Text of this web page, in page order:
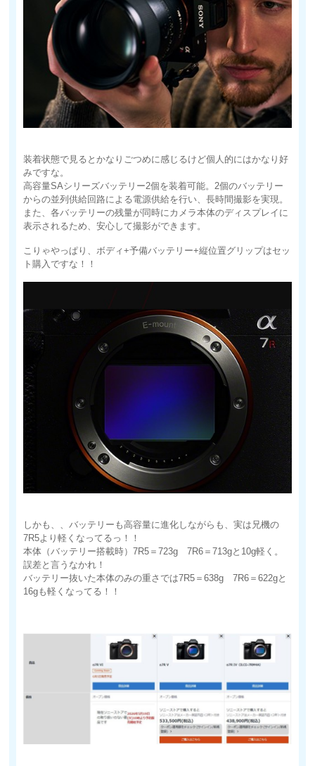
装着状態で見るとかなりごつめに感じるけど個人的にはかなり好
みですな。
高容量SAシリーズバッテリー2個を装着可能。2個のバッテリー
からの並列供給回路による電源供給を行い、長時間撮影を実現。
また、各バッテリーの残量が同時にカメラ本体のディスプレイに
表示されるため、安心して撮影ができます。
こりゃやっぱり、ボディ+予備バッテリー+縦位置グリップはセッ
ト購入ですな！！
しかも、、バッテリーも高容量に進化しながらも、実は兄機の
7R5より軽くなってるっ！！
本体（バッテリー搭載時）7R5＝723g 7R6＝713gと10g軽く。
誤差と言うなかれ！
バッテリー抜いた本体のみの重さでは7R5＝638g 7R6＝622gと
16gも軽くなってる！！